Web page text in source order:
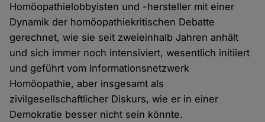
Homöopathielobbyisten und -hersteller mit einer
Dynamik der homöopathiekritischen Debatte
gerechnet, wie sie seit zweieinhalb Jahren anhält
und sich immer noch intensiviert, wesentlich initiiert
und geführt vom Informationsnetzwerk
Homöopathie, aber insgesamt als
zivilgesellschaftlicher Diskurs, wie er in einer
Demokratie besser nicht sein könnte.